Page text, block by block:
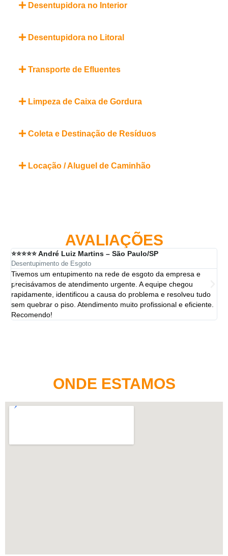
Desentupidora no Interior
Desentupidora no Litoral
Transporte de Efluentes
Limpeza de Caixa de Gordura
Coleta e Destinação de Resíduos
Locação / Aluguel de Caminhão
AVALIAÇÕES
⭐⭐⭐⭐⭐ André Luiz Martins – São Paulo/SP
Desentupimento de Esgoto
Tivemos um entupimento na rede de esgoto da empresa e
precisávamos de atendimento urgente. A equipe chegou
rapidamente, identificou a causa do problema e resolveu tudo
sem quebrar o piso. Atendimento muito profissional e eficiente.
Recomendo!
ONDE ESTAMOS